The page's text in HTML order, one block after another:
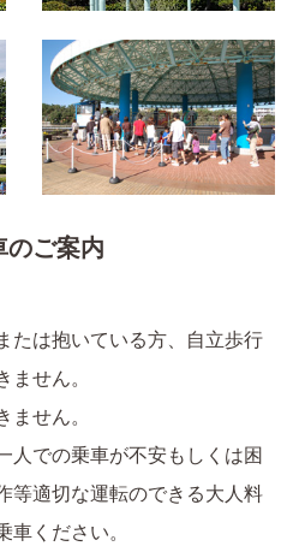
のご案内
たは抱いている方、自立歩行
せん。
せん。
人での乗車が不安もしくは困
等適切な運転のできる大人料
ください。